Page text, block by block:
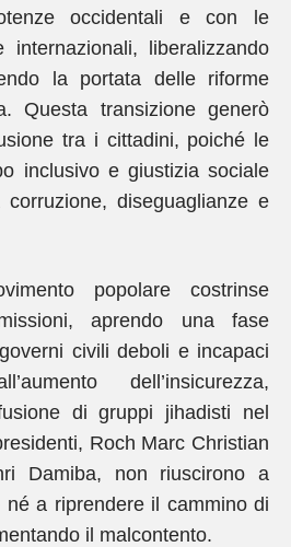
occidentali e con le
internazionali, liberalizzando
la portata delle riforme
Questa transizione generò
tra i cittadini, poiché le
inclusivo e giustizia sociale
corruzione, diseguaglianze e
popolare costrinse
aprendo una fase
civili deboli e incapaci
dell’insicurezza,
di gruppi jihadisti nel
Roch Marc Christian
Damiba, non riuscirono a
a riprendere il cammino di
il malcontento.